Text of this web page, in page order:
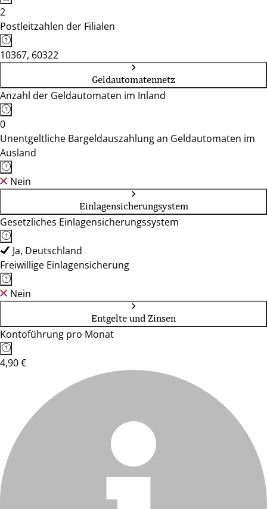
2
Postleitzahlen der Filialen
10367, 60322
Geldautomatennetz
Anzahl der Geldautomaten im Inland
0
Unentgeltliche Bargeldauszahlung an Geldautomaten im
Ausland
Nein
Einlagensicherungsystem
Gesetzliches Einlagensicherungssystem
Ja, Deutschland
Freiwillige Einlagensicherung
Nein
Entgelte und Zinsen
Kontoführung pro Monat
4,90 €